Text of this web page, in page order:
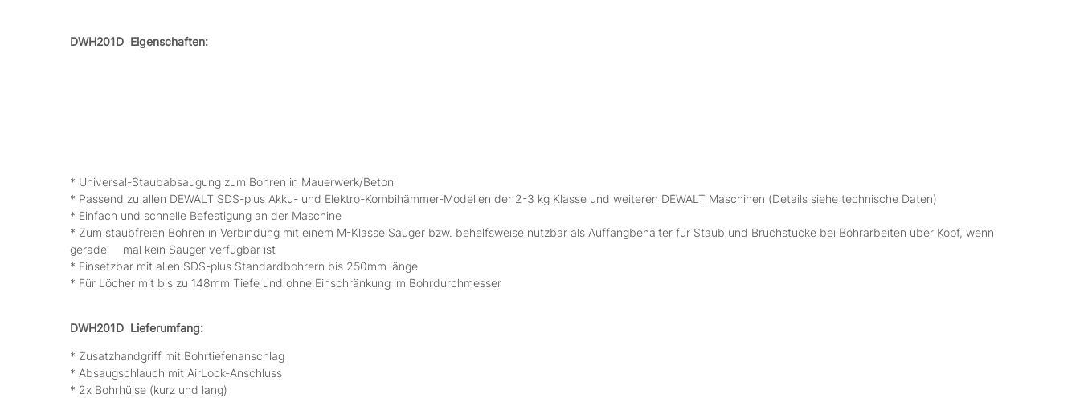
DWH201D Eigenschaften:
* Universal-Staubabsaugung zum Bohren in Mauerwerk/Beton
* Passend zu allen DEWALT SDS-plus Akku- und Elektro-Kombihämmer-Modellen der 2-3 kg Klasse und weiteren DEWALT Maschinen (Details siehe technische Daten)
* Einfach und schnelle Befestigung an der Maschine
* Zum staubfreien Bohren in Verbindung mit einem M-Klasse Sauger bzw. behelfsweise nutzbar als Auffangbehälter für Staub und Bruchstücke bei Bohrarbeiten über Kopf, wenn
gerade mal kein Sauger verfügbar ist
* Einsetzbar mit allen SDS-plus Standardbohrern bis 250mm länge
* Für Löcher mit bis zu 148mm Tiefe und ohne Einschränkung im Bohrdurchmesser
DWH201D Lieferumfang:
* Zusatzhandgriff mit Bohrtiefenanschlag
* Absaugschlauch mit AirLock-Anschluss
* 2x Bohrhülse (kurz und lang)